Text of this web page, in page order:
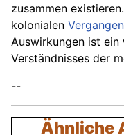
zusammen
kolonialen
Auswirkungen ist
Verständnisses der
--
Ähnliche